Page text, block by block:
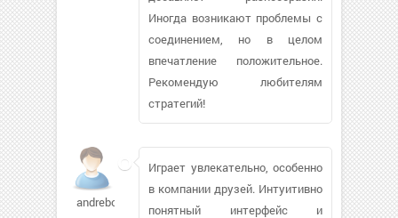
Иногда возникают проблемы с
соединением, но в целом
впечатление положительное.
Рекомендую любителям
стратегий!
andreboy497
Играет увлекательно, особенно
в компании друзей. Интуитивно
понятный интерфейс и